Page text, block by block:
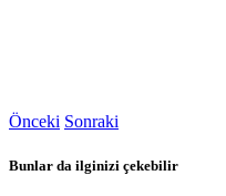
Önceki Sonraki
Bunlar da ilginizi çekebilir